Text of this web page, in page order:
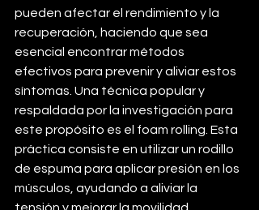
pueden afectar el rendimiento y la
recuperación, haciendo que sea
esencial encontrar métodos
efectivos para prevenir y aliviar estos
síntomas. Una técnica popular y
respaldada por la investigación para
este propósito es el foam rolling. Esta
práctica consiste en utilizar un rodillo
de espuma para aplicar presión en los
músculos, ayudando a aliviar la